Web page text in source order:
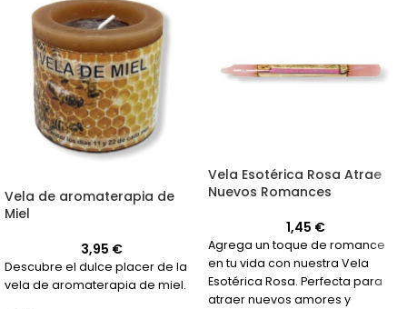
Vela de aromaterapia de
Miel
3,95 €
Descubre el dulce placer de la
vela de aromaterapia de miel.
Vela Esotérica Rosa Atrae
Nuevos Romances
1,45 €
Agrega un toque de romance
en tu vida con nuestra Vela
Esotérica Rosa. Perfecta para
atraer nuevos amores y